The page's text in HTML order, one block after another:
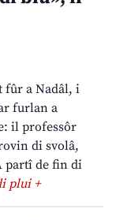
fûr a Nadâl, i
furlan a
il professôr
di svolâ,
partî de fin di
plui +